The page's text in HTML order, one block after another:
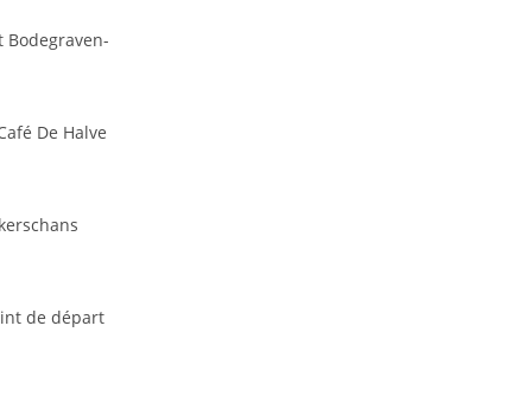
Bodegraven-
De Halve
de départ